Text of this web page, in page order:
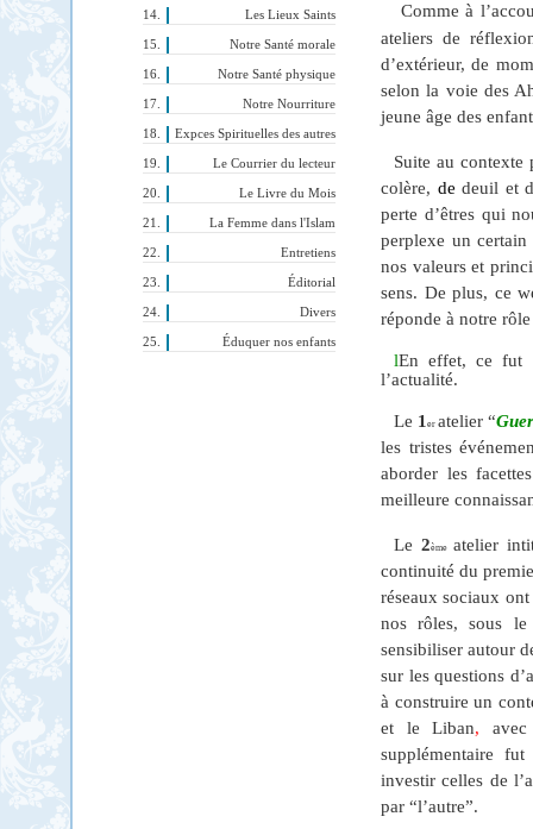
Les Lieux Saints
Notre Santé morale
Notre Santé physique
Notre Nourriture
Expces Spirituelles des autres
Le Courrier du lecteur
Le Livre du Mois
La Femme dans l'Islam
Entretiens
Éditorial
Divers
Éduquer nos enfants
Comme à
ateliers de
d’extérieur, de
selon la voie des
jeune âge des
Suite au contexte
colère, de deuil et
perte d’êtres qui
perplexe un certain
nos valeurs et
sens. De plus, ce
réponde à notre
lEn effet, ce fut
l’actualité.
Le 1 er atelier “
les tristes
aborder les
meilleure
Le 2ème atelier
continuité du
réseaux sociaux
nos rôles, sous
sensibiliser autour
sur les questions
à construire un
et le Liban,
supplémentaire
investir celles de
par “l’autre”.